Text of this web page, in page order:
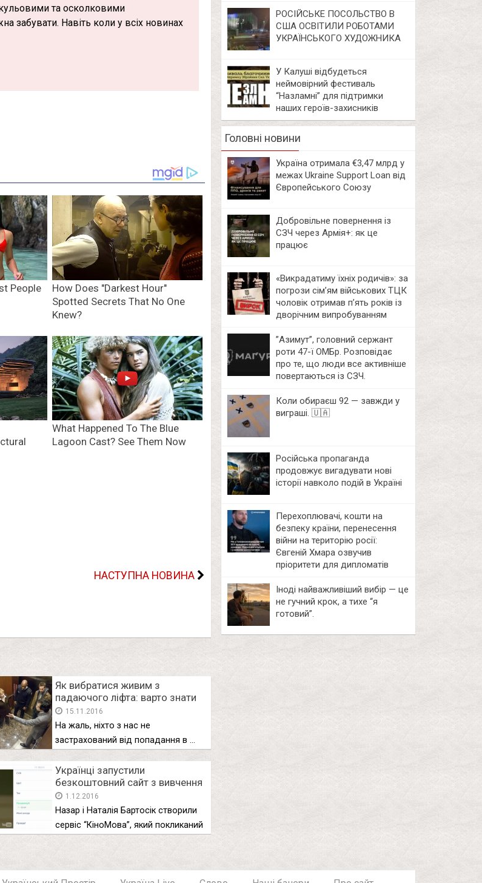
та осколковими
забувати. Навіть коли у всіх новинах
НАСТУПНА НОВИНА
Як вибратися живим з
падаючого ліфта: варто знати
15.11.2016
На жаль, ніхто з нас не
застрахований від попадання в …
Українці запустили
безкоштовний сайт з вивчення
англійської за фільмами
1.12.2016
Назар і Наталія Бартосік створили
сервіс “КіноМова”, який покликаний
РОСІЙСЬКЕ ПОСОЛЬСТВО В
США ОСВІТИЛИ РОБОТАМИ
УКРАЇНСЬКОГО ХУДОЖНИКА
У Калуші відбудеться
неймовірний фестиваль
“Назламні” для підтримки
наших героїв-захисників
Головні новини
Україна отримала €3,47 млрд у
межах Ukraine Support Loan від
Європейського Союзу
Добровільне повернення із
СЗЧ через Армія+: як це
працює
«Викрадатиму їхніх родичів»: за
погрози сім’ям військових ТЦК
чоловік отримав п’ять років із
дворічним випробуванням
⁨”Азимут”, головний сержант
роти 47-ї ОМБр. Розповідає
про те, що люди все активніше
повертаються із СЗЧ.
Коли обираєш 92 — завжди у
виграші. 🇺🇦
Російська пропаганда
продовжує вигадувати нові
історії навколо подій в Україні
Перехоплювачі, кошти на
безпеку країни, перенесення
війни на територію росії:
Євгеній Хмара озвучив
пріоритети для дипломатів
Іноді найважливіший вибір — це
не гучний крок, а тихе “я
готовий”.